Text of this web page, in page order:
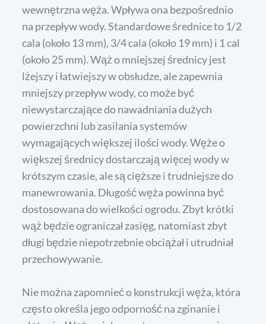
wewnętrzna węża. Wpływa ona bezpośrednio
na przepływ wody. Standardowe średnice to 1/2
cala (około 13 mm), 3/4 cala (około 19 mm) i 1 cal
(około 25 mm). Wąż o mniejszej średnicy jest
lżejszy i łatwiejszy w obsłudze, ale zapewnia
mniejszy przepływ wody, co może być
niewystarczające do nawadniania dużych
powierzchni lub zasilania systemów
wymagających większej ilości wody. Węże o
większej średnicy dostarczają więcej wody w
krótszym czasie, ale są cięższe i trudniejsze do
manewrowania. Długość węża powinna być
dostosowana do wielkości ogrodu. Zbyt krótki
wąż będzie ograniczał zasięg, natomiast zbyt
długi będzie niepotrzebnie obciążał i utrudniał
przechowywanie.
Nie można zapomnieć o konstrukcji węża, która
często określa jego odporność na zginanie i